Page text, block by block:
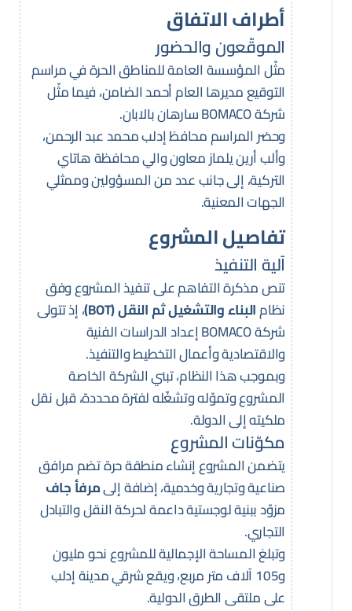
أطراف الاتفاق
الموقّعون والحضور
مثّل المؤسسة العامة للمناطق الحرة في مراسم
التوقيع مديرها العام أحمد الضامن، فيما مثّل
شركة BOMACO سارهان بالابان.
وحضر المراسم محافظ إدلب محمد عبد الرحمن،
وألب أرين يلماز معاون والي محافظة هاتاي
التركية، إلى جانب عدد من المسؤولين وممثلي
الجهات المعنية.
تفاصيل المشروع
آلية التنفيذ
تنص مذكرة التفاهم على تنفيذ المشروع وفق
نظامالبناء والتشغيل ثم النقل (BOT)
، إذ تتولى
شركة BOMACO إعداد الدراسات الفنية
والاقتصادية وأعمال التخطيط والتنفيذ.
وبموجب هذا النظام، تبني الشركة الخاصة
المشروع وتموّله وتشغّله لفترة محددة، قبل نقل
ملكيته إلى الدولة.
مكوّنات المشروع
يتضمن المشروع إنشاء منطقة حرة تضم مرافق
صناعية وتجارية وخدمية، إضافة إلىمرفأ جاف
مزوّد ببنية لوجستية داعمة لحركة النقل والتبادل
التجاري.
وتبلغ المساحة الإجمالية للمشروع نحو مليون
و105 آلاف متر مربع، ويقع شرقي مدينة إدلب
على ملتقى الطرق الدولية.